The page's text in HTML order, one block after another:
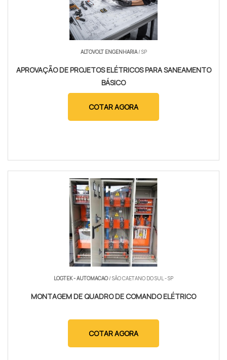
ALTOVOLT ENGENHARIA/ SP
APROVAÇÃO DE PROJETOS ELÉTRICOS PARA SANEAMENTO
BÁSICO
COTAR AGORA
LOGTEK - AUTOMACAO/ SÃO CAETANO DO SUL - SP
MONTAGEM DE QUADRO DE COMANDO ELÉTRICO
COTAR AGORA